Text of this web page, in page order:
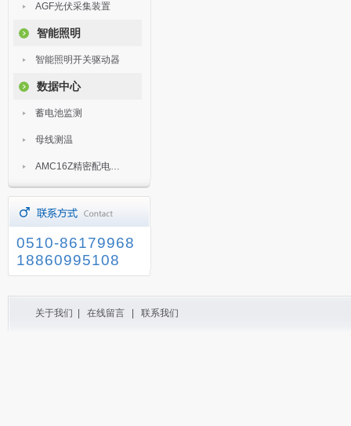
AGF光伏采集装置
智能照明
智能照明开关驱动器
数据中心
蓄电池监测
母线测温
AMC16Z精密配电监控装置
0510-86179968
18860995108
关于我们 在线留言 联系我们